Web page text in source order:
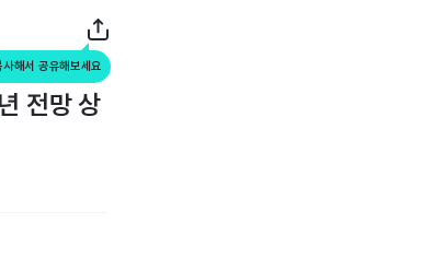
사해서 공유해보세요
전망 상